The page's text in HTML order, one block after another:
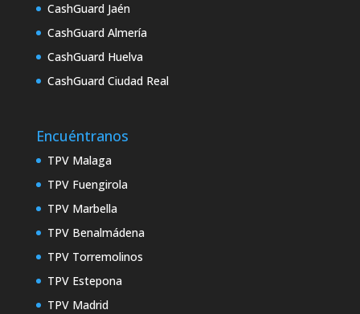
CashGuard Jaén
CashGuard Almería
CashGuard Huelva
CashGuard Ciudad Real
Encuéntranos
TPV Malaga
TPV Fuengirola
TPV Marbella
TPV Benalmádena
TPV Torremolinos
TPV Estepona
TPV Madrid